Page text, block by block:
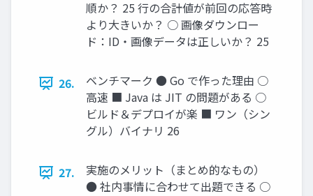
順か？ 25 行の合計値が前回の応答時
より大きいか？ ○ 画像ダウンロー
ド：ID・画像データは正しいか？ 25
26.
ベンチマーク ● Go で作った理由 ○
高速 ■ Java は JIT の問題がある ○
ビルド＆デプロイが楽 ■ ワン（シン
グル）バイナリ 26
27.
実施のメリット（まとめ的なもの）
● 社内事情に合わせて出題できる ○